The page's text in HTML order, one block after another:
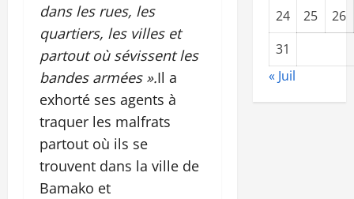
dans les rues, les
quartiers, les villes et
partout où sévissent les
bandes armées ».Il a
exhorté ses agents à
traquer les malfrats
partout où ils se
trouvent dans la ville de
Bamako et
24
25
26
31
« Juil